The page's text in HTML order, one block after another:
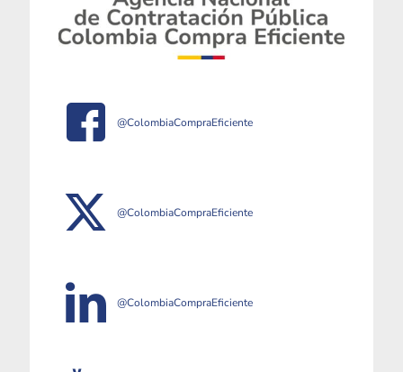
@ColombiaCompraEficiente
@ColombiaCompraEficiente
@ColombiaCompraEficiente